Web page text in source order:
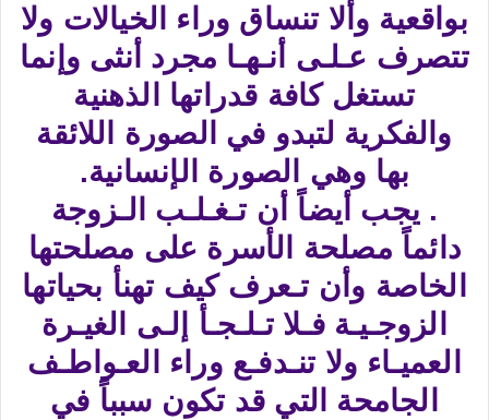
بواقعية وألا تنساق وراء الخيالات ولا
تتصرف عـلـى أنـهـا مجرد أنثى وإنما
تستغل كافة قدراتها الذهنية
والفكرية لتبدو في الصورة اللائقة
بها وهي الصورة الإنسانية.
. يجب أيضاً أن تـغـلـب الـزوجة
دائماً مصلحة الأسرة على مصلحتها
الخاصة وأن تـعرف كيف تهنأ بحياتها
الزوجـيـة فـلا تـلـجـأ إلـى الغيـرة
العميـاء ولا تنـدفـع وراء العـواطـف
الجامحة التي قد تكون سبباً في